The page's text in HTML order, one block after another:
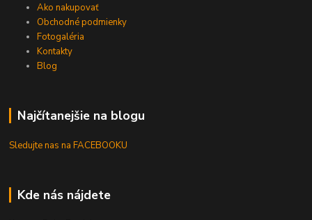
Ako nakupovať
Obchodné podmienky
Fotogaléria
Kontakty
Blog
Najčítanejšie na blogu
Sledujte nas na FACEBOOKU
Kde nás nájdete